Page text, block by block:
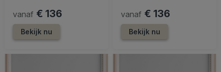
vanaf € 136
Bekijk nu
vanaf € 136
Bekijk nu